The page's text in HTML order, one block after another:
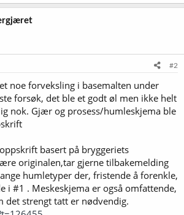
#2
noe forveksling i basemalten under
forsøk, det ble et godt øl men ikke helt
nok. Gjær og prosess/humleskjema ble
basert på bryggeriets
originalen,tar gjerne tilbakemelding
humletyper der, fristende å forenkle,
i #1 . Meskeskjema er også omfattende,
det strengt tatt er nødvendig.